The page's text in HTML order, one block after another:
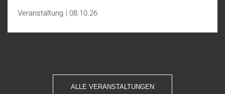
Veranstaltung | 08.10.26
ALLE VERANSTALTUNGEN